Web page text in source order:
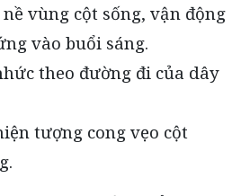
vùng cột sống, vận động
vào buổi sáng.
theo đường đi của dây
tượng cong vẹo cột